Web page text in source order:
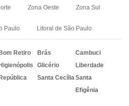
Zona Oeste Zona Sul
Paulo Litoral de São Paulo
Retiro Brás
Cambuci
Glicério
Liberdade
Santa Cecília Santa
Efigênia